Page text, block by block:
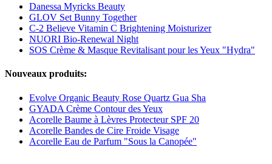
Danessa Myricks Beauty
GLOV Set Bunny Together
C-2 Believe Vitamin C Brightening Moisturizer
NUORI Bio-Renewal Night
SOS Crème & Masque Revitalisant pour les Yeux "Hydra"
Nouveaux produits:
Evolve Organic Beauty Rose Quartz Gua Sha
GYADA Crème Contour des Yeux
Acorelle Baume à Lèvres Protecteur SPF 20
Acorelle Bandes de Cire Froide Visage
Acorelle Eau de Parfum "Sous la Canopée"